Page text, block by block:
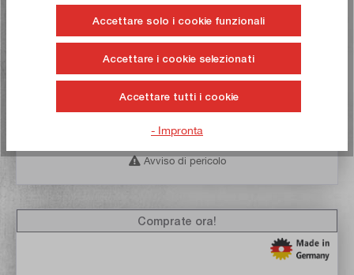
17,50 €*
Contenuto:0.4 Litri (43,75 €* / 1 Litri)
Mengenrabatt verfügbar
Tempo di consegna: 1-3 giorni lavorativi **
Nel carrello
Alla lista dei desideri
Avviso di pericolo
Comprate ora!
Accettare solo i cookie funzionali
Accettare i cookie selezionati
Accettare tutti i cookie
- Impronta